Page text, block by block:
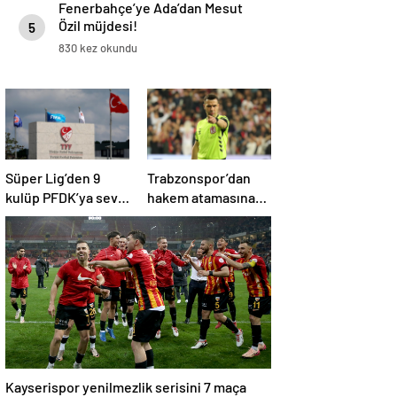
5
Fenerbahçe’ye Ada’dan Mesut
Özil müjdesi!
830 kez okundu
Süper Lig’den 9
kulüp PFDK’ya sevk
edildi
Trabzonspor’dan
hakem atamasına
bir tepki daha!
Kayserispor yenilmezlik serisini 7 maça